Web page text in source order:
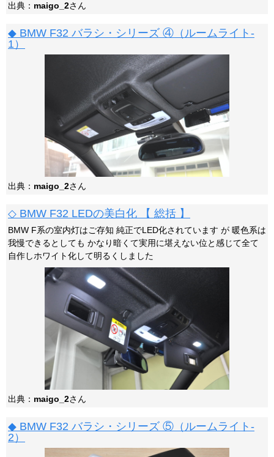
出典： maigo_2さん
◆ BMW F32 バラシ・シリーズ ④（ルームライト-
1）
出典： maigo_2さん
◇ BMW F32 LEDの美白化 【 総括 】
BMW F系の室内灯はご存知 純正でLED化されています が 暖色系は
我慢できるとしても かなり暗くて実用に堪えない位と感じて全て
自作しホワイト化して明るくしました
出典： maigo_2さん
◆ BMW F32 バラシ・シリーズ ⑤（ルームライト-
2）